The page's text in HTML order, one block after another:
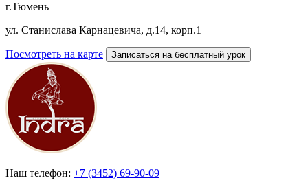
г.Тюмень
ул. Станислава Карнацевича, д.14, корп.1
Посмотреть на карте
Наш телефон: +7 (3452) 69-90-09